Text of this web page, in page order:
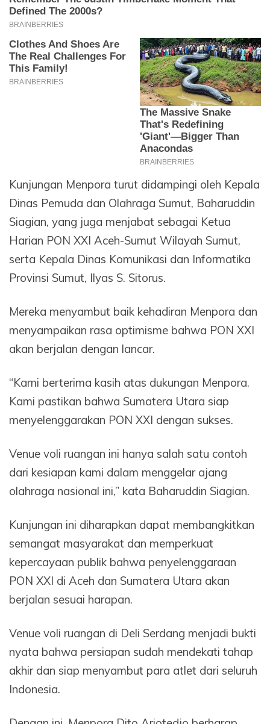
Kunjungan Menpora turut didampingi oleh Kepala
Dinas Pemuda dan Olahraga Sumut, Baharuddin
Siagian, yang juga menjabat sebagai Ketua
Harian PON XXI Aceh-Sumut Wilayah Sumut,
serta Kepala Dinas Komunikasi dan Informatika
Provinsi Sumut, Ilyas S. Sitorus.
Mereka menyambut baik kehadiran Menpora dan
menyampaikan rasa optimisme bahwa PON XXI
akan berjalan dengan lancar.
“Kami berterima kasih atas dukungan Menpora.
Kami pastikan bahwa Sumatera Utara siap
menyelenggarakan PON XXI dengan sukses.
Venue voli ruangan ini hanya salah satu contoh
dari kesiapan kami dalam menggelar ajang
olahraga nasional ini,” kata Baharuddin Siagian.
Kunjungan ini diharapkan dapat membangkitkan
semangat masyarakat dan memperkuat
kepercayaan publik bahwa penyelenggaraan
PON XXI di Aceh dan Sumatera Utara akan
berjalan sesuai harapan.
Venue voli ruangan di Deli Serdang menjadi bukti
nyata bahwa persiapan sudah mendekati tahap
akhir dan siap menyambut para atlet dari seluruh
Indonesia.